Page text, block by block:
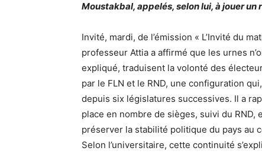
Moustakbal, appelés, selon lui, à jouer
Invité, mardi, de l’émission « L’Invité du
professeur Attia a affirmé que les urnes
expliqué, traduisent la volonté des
par le FLN et le RND, une configuration
depuis six législatures successives. Il a
place en nombre de sièges, suivi du
préserver la stabilité politique du pays au
Selon l’universitaire, cette continuité